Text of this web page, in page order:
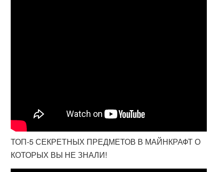
ТОП-5 СЕКРЕТНЫХ ПРЕДМЕТОВ В МАЙНКРАФТ О
КОТОРЫХ ВЫ НЕ ЗНАЛИ!